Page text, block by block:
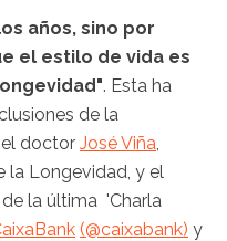
años, sino por
el estilo de vida es
. Esta ha
de la
doctor José Viña,
la Longevidad, y el
la última 'Charla
(@caixabank) y